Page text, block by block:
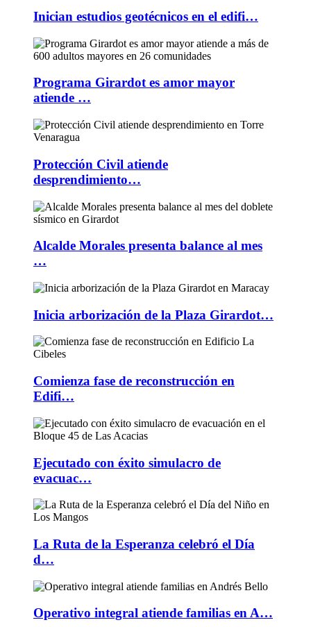
Inician estudios geotécnicos en el edifi…
Programa Girardot es amor mayor
atiende …
Protección Civil atiende
desprendimiento…
Alcalde Morales presenta balance al mes
…
Inicia arborización de la Plaza Girardot…
Comienza fase de reconstrucción en
Edifi…
Ejecutado con éxito simulacro de
evacuac…
La Ruta de la Esperanza celebró el Día
d…
Operativo integral atiende familias en A…